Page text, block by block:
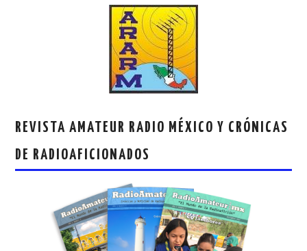
REVISTA AMATEUR RADIO MÉXICO Y CRÓNICAS
DE RADIOAFICIONADOS